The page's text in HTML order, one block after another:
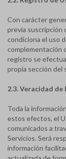
Con carácter
previa suscripción
condiciona el uso
complementación
registro se
propia sección del
2.3. Veracidad
Toda la
estos efectos, el
comunicados a
Servicios. Será
información